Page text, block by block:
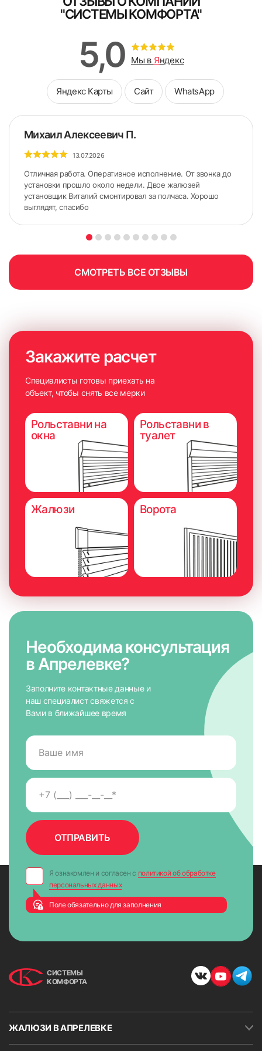
5. По сделанным ранее меткам приложить карниз.
Желательно использовать строительный уровень для
точного горизонтального расположения карниза.
6. Плотно прижать карниз на 5-10 секунд для максимально
надёжного приклеивания.
7. На направляющих снять защитную пленку для скотча,
приложить к окну и крепко прижать по всей высоте на 5-
10 сек. для максимально надежного крепления.
"СИСТЕМЫ КОМФОРТА"
5,0 Мы в Яндекс
Яндекс Карты Сайт WhatsApp
Михаил Алексеевич П.
13.07.2026
Отличная работа. Оперативное исполнение. От звонка до
установки прошло около недели. Двое жалюзей
установщик Виталий смонтировал за полчаса. Хорошо
выглядят, спасибо
СМОТРЕТЬ ВСЕ ОТЗЫВЫ
Закажите расчет
Специалисты готовы приехать на
объект, чтобы снять все мерки
Рольставни на
окна
Рольставни в
туалет
Жалюзи Ворота
Необходима консультация
в Апрелевке?
Заполните контактные данные и
наш специалист свяжется с
Вами в ближайшее время
Я ознакомлен и согласен с политикой об обработке
персональных данных
Поле обязательно для заполнения
СИСТЕМЫ
КОМФОРТА
ЖАЛЮЗИ В АПРЕЛЕВКЕ